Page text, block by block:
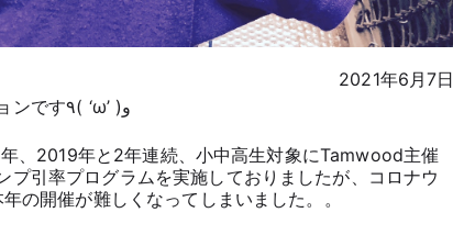
2021年6月7日
こんにちは、留学ステーションです٩( ‘ω’ )و
、2019年と2年連続、小中高生対象にTamwood主催
プ引率プログラムを実施しておりましたが、コロナウ
の開催が難しくなってしまいました。。